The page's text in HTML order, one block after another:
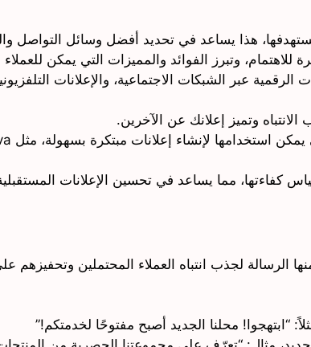
هذا يساعد في تحديد أفضل وسائل التواصل
وتبرز الفوائد والمميزات التي يمكن للعملاء
عبر الشبكات الاجتماعية، والإعلانات
وتميز إعلانك عن الآخرين.
كفاءتها، مما يساعد في تحسين الإعلانات
لجذب انتباه العملاء المحتملين وتحفيزهم
“ابتهجوا! محلنا الجديد أصبح مفتوحًا لخدمتكم!”